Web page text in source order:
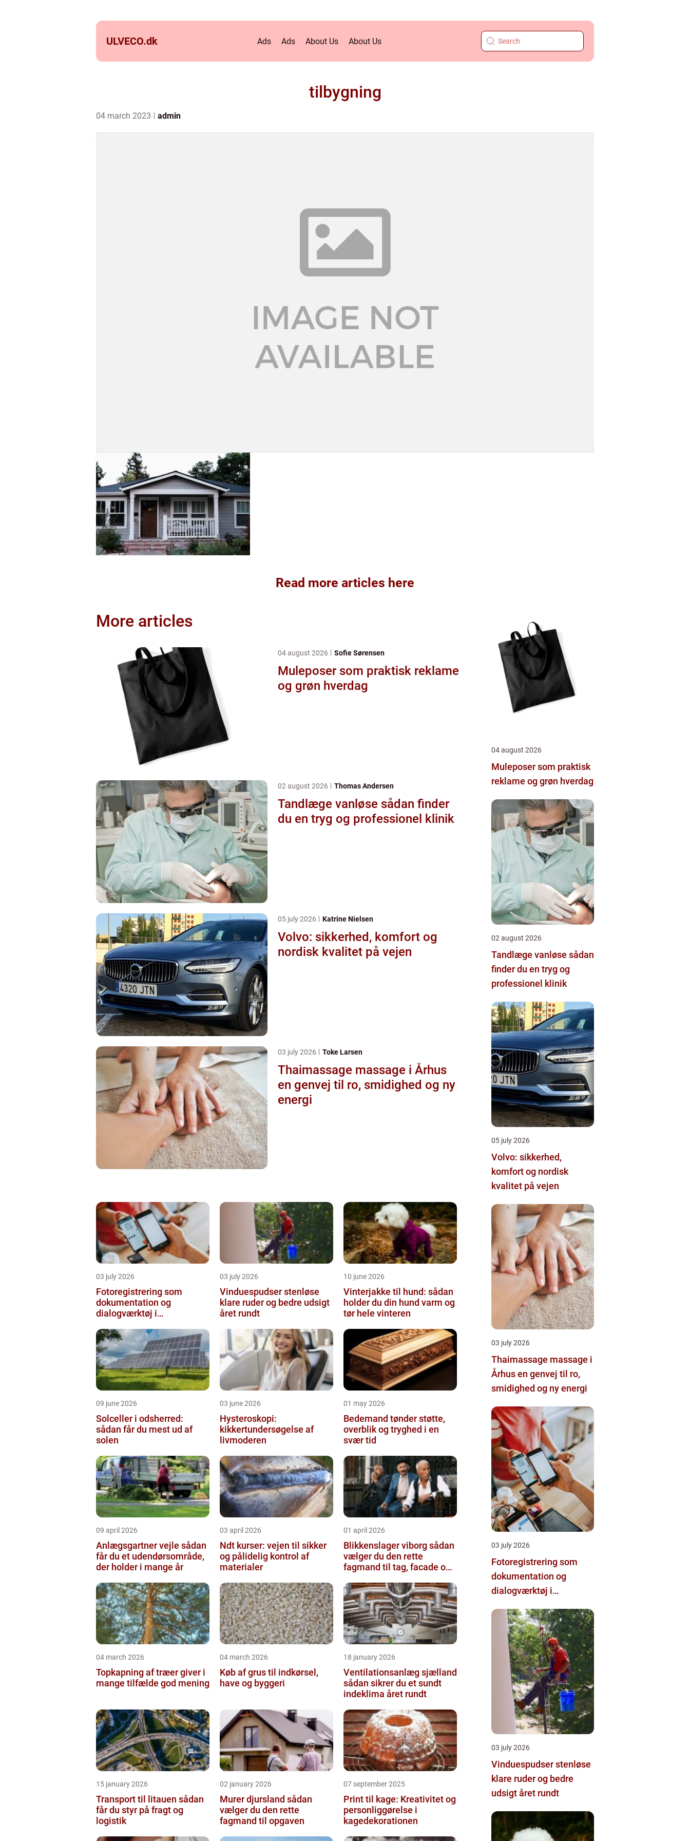
ULVECO.dk Ads Ads About Us About Us
tilbygning
04 march 2023 admin
Read more articles here
More articles
04 august 2026 Sofie Sørensen
Muleposer som praktisk reklame
og grøn hverdag
02 august 2026 Thomas Andersen
Tandlæge vanløse sådan finder
du en tryg og professionel klinik
05 july 2026 Katrine Nielsen
Volvo: sikkerhed, komfort og
nordisk kvalitet på vejen
03 july 2026 Toke Larsen
Thaimassage massage i Århus
en genvej til ro, smidighed og ny
energi
03 july 2026
Fotoregistrering som
dokumentation og
dialogværktøj i
03 july 2026
Vinduespudser stenløse
klare ruder og bedre udsigt
året rundt
10 june 2026
Vinterjakke til hund: sådan
holder du din hund varm og
tør hele vinteren
09 june 2026
Solceller i odsherred:
sådan får du mest ud af
solen
03 june 2026
Hysteroskopi:
kikkertundersøgelse af
livmoderen
01 may 2026
Bedemand tønder støtte,
overblik og tryghed i en
svær tid
09 april 2026
Anlægsgartner vejle sådan
får du et udendørsområde,
der holder i mange år
03 april 2026
Ndt kurser: vejen til sikker
og pålidelig kontrol af
materialer
01 april 2026
Blikkenslager viborg sådan
vælger du den rette
fagmand til tag, facade og
04 march 2026
Topkapning af træer giver i
mange tilfælde god mening
04 march 2026
Køb af grus til indkørsel,
have og byggeri
18 january 2026
Ventilationsanlæg sjælland
sådan sikrer du et sundt
indeklima året rundt
15 january 2026
Transport til litauen sådan
får du styr på fragt og
logistik
02 january 2026
Murer djursland sådan
vælger du den rette
fagmand til opgaven
07 september 2025
Print til kage: Kreativitet og
personliggørelse i
kagedekorationen
04 august 2026
Muleposer som praktisk
reklame og grøn hverdag
02 august 2026
Tandlæge vanløse sådan
finder du en tryg og
professionel klinik
05 july 2026
Volvo: sikkerhed,
komfort og nordisk
kvalitet på vejen
03 july 2026
Thaimassage massage i
Århus en genvej til ro,
smidighed og ny energi
03 july 2026
Fotoregistrering som
dokumentation og
dialogværktøj i
03 july 2026
Vinduespudser stenløse
klare ruder og bedre
udsigt året rundt